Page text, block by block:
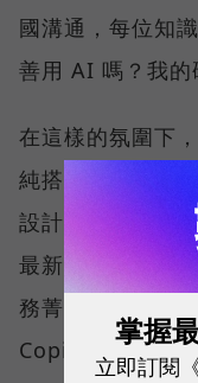
國溝通，每位知
善用 AI 嗎？我的
在這樣的氛圍下
純搭載最新處理
設計與真實使用
最新推出的
務菁英與專業人
Copilot+ PC 架
掌握
立即訂閱